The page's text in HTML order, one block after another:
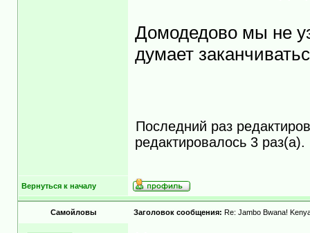
Домодедово мы не
думает
Последний раз
редактировалось 3 раз(а).
Вернуться к началу
Самойловы Заголовок сообщения: Re: Jambo Bwana!